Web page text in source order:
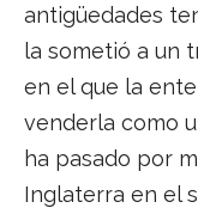
antigüedades
la sometió a un
en el que la
venderla como
ha pasado por
Inglaterra en el